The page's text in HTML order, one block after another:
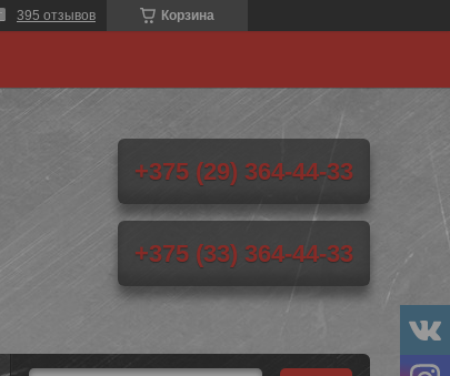
Корзина
395 отзывов
+375 (29) 364-44-33
+375 (33) 364-44-33